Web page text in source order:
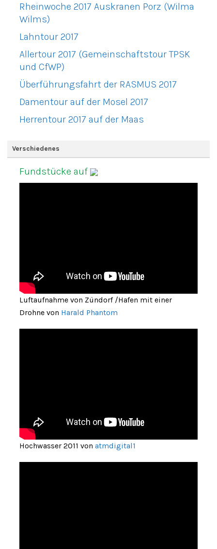
Rheinwoche 2017 Auskranen Porz (Wilma
Wilms)
Lahntour 2017
Allertour 2017 (Gemeinschaftstour TPSK
und CfWP)
Überführungsfahrt der RASMUS 2017
Damentour auf der Mosel 2017
Herrentour 2017 auf der Maas
Verschiedenes
Fundstücke auf
Luftaufnahme von Zündorf /Hafen mit einer
Drohne von Harald Phantom
Hochwasser 2011 von atmdigital1